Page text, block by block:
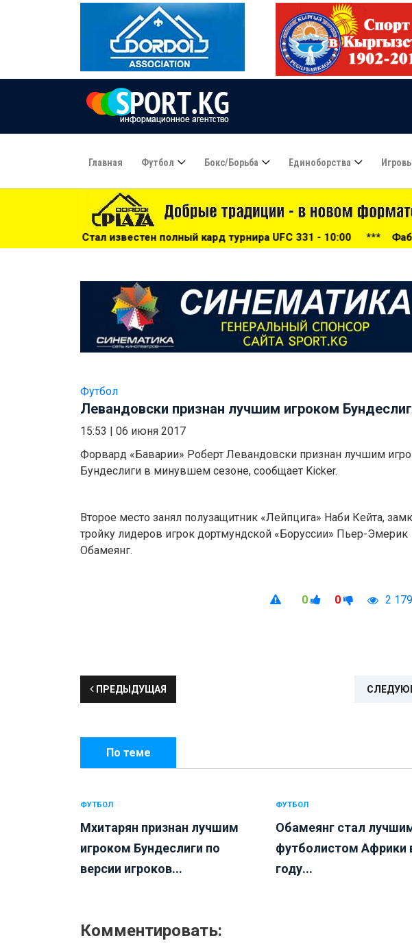
Главная Футбол Бокс/борьба Единоборства
полный кард турнира UFC 331 - 10:00 ***Фабио Каннаваро
Футбол
Левандовски признан лучшим игроком
15:53
06 июня 2017
Форвард «Баварии» Роберт Левандовски признан лучшим
Бундеслиги в минувшем сезоне, сообщает Kicker.
Второе место занял полузащитник «Лейпцига» Наби Кейта,
тройку лидеров игрок дортмундской «Боруссии» Пьер-Эмерик
Обамеянг.
0 0 2 179
ПРЕДЫДУЩАЯ
По теме
ФУТБОЛ
Мхитарян признан лучшим
игроком Бундеслиги по
версии игроков...
ФУТБОЛ
Обамеянг стал
футболистом Африки
году...
Комментировать: